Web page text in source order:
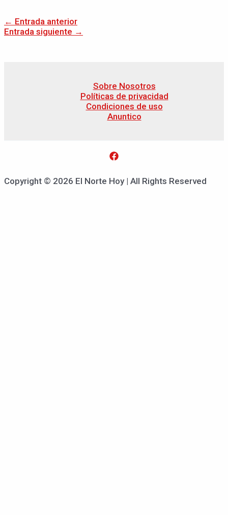
← Entrada anterior
Entrada siguiente →
Sobre Nosotros
Políticas de privacidad
Condiciones de uso
Anuntico
Copyright © 2026 El Norte Hoy | All Rights Reserved